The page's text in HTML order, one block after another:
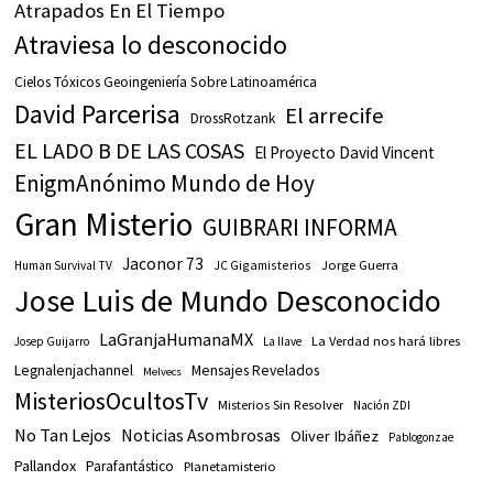
Atrapados En El Tiempo
Atraviesa lo desconocido
Cielos Tóxicos Geoingeniería Sobre Latinoamérica
David Parcerisa DrossRotzank El arrecife
EL LADO B DE LAS COSAS El Proyecto David Vincent
EnigmAnónimo Mundo de Hoy
Gran Misterio GUIBRARI INFORMA
Human Survival TV Jaconor 73 JC Gigamisterios Jorge Guerra
Jose Luis de Mundo Desconocido
Josep Guijarro LaGranjaHumanaMX La llave La Verdad nos hará libres
Legnalenjachannel Melvecs Mensajes Revelados
MisteriosOcultosTv Misterios Sin Resolver Nación ZDI
No Tan Lejos Noticias Asombrosas Oliver Ibáñez Pablogonzae
Pallandox Parafantástico Planetamisterio